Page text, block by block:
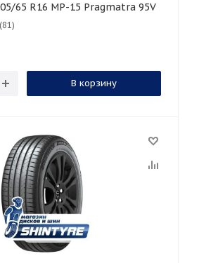
205/65 R16 MP-15 Pragmatra 95V
В корзину